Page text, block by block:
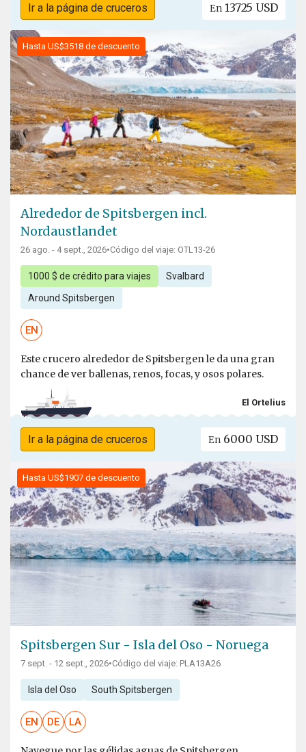
Ir a la página de cruceros En 13725 USD
Hasta US$3518 de descuento
Alrededor de Spitsbergen incl.
Nordaustlandet
26 ago. - 4 sept., 2026•Código del viaje: OTL13-26
1000 $ de crédito para viajes Svalbard
Around Spitsbergen
EN
Este crucero alrededor de Spitsbergen le da una gran
chance de ver ballenas, renos, focas, y osos polares.
El Ortelius
Ir a la página de cruceros En 6000 USD
Hasta US$1907 de descuento
Spitsbergen Sur - Isla del Oso - Noruega
7 sept. - 12 sept., 2026•Código del viaje: PLA13A26
Isla del Oso South Spitsbergen
EN DE LA